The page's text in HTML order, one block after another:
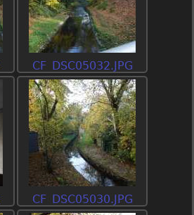
CF_DSC05032.JPG
CF_DSC05030.JPG